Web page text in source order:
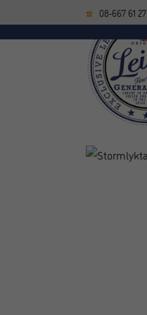
08-667 61 27